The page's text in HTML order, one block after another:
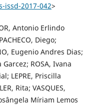
2017-042>
Antonio Erlindo
Diego;
Eugenio Andres Dias;
ROSA, Ivana
LEPRE, Priscilla
Rita; VASQUES,
Míriam Lemos